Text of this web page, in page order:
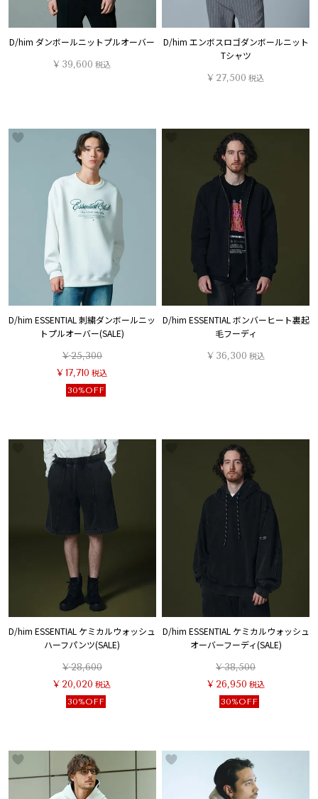
D/him ダンボールニットプルオーバー
¥ 39,600 税込
D/him エンボスロゴダンボールニット
Tシャツ
¥ 27,500 税込
D/him ESSENTIAL 刺繍ダンボールニッ
トプルオーバー(SALE)
¥25,300
¥ 17,710 税込
30%OFF
D/him ESSENTIAL ボンバーヒート裏起
毛フーディ
¥ 36,300 税込
D/him ESSENTIAL ケミカルウォッシュ
ハーフパンツ(SALE)
¥28,600
¥ 20,020 税込
30%OFF
D/him ESSENTIAL ケミカルウォッシュ
オーバーフーディ(SALE)
¥38,500
¥ 26,950 税込
30%OFF